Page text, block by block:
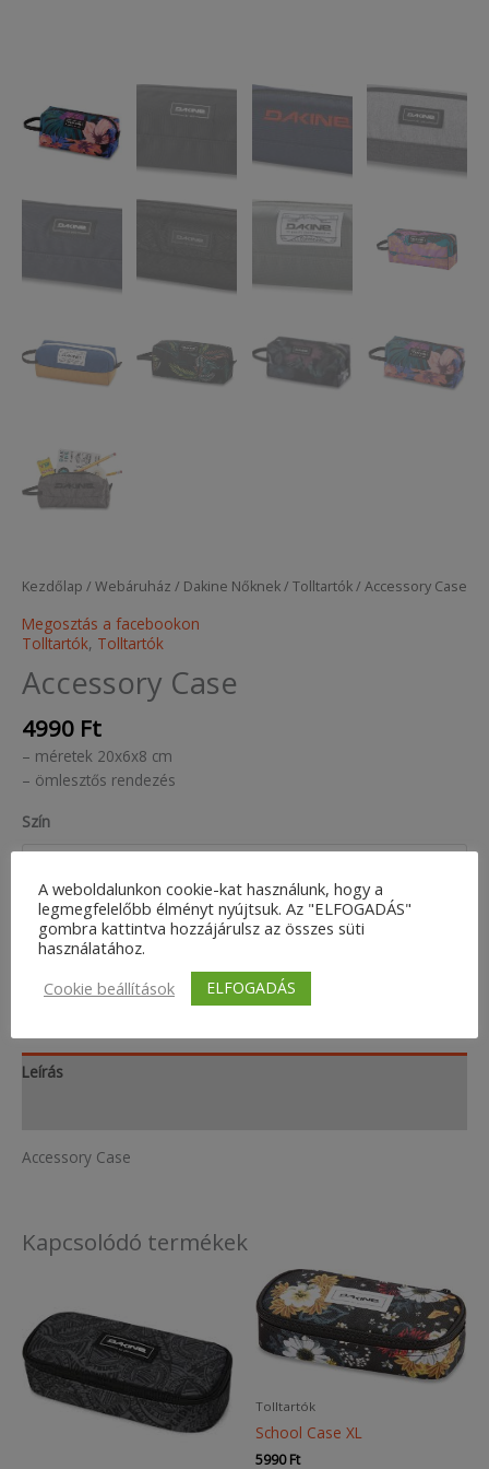
Kezdőlap / Webáruház / Dakine Nőknek/ Tolltartók/ Accessory Case
Megosztás a facebookon
Tolltartók, Tolltartók
Accessory Case
4990 Ft
– méretek 20x6x8 cm
– ömlesztős rendezés
Szín
Accessory
Case
mennyiség
Kosárba teszem
Cikkszám:DK-0020 Kategóriák: Tolltartók,
Leírás
Accessory Case
Kapcsolódó termékek
Tolltartók
School Case XL
5990Ft
A weboldalunkon cookie-kat használunk, hogy a
legmegfelelőbb élményt nyújtsuk. Az "ELFOGADÁS"
gombra kattintva hozzájárulsz az összes süti
használatához.
Cookie beállítások
ELFOGADÁS